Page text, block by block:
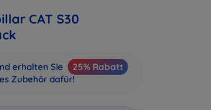
CAT S30
erhalten Sie
25% Rabatt
Zubehör dafür!